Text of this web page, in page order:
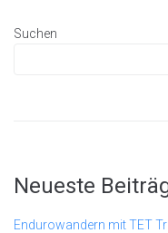
Suchen
Neueste
Endurowandern mit TET